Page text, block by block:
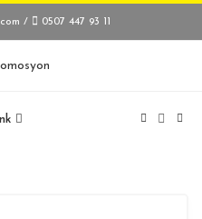
/ 0507 447 93 11